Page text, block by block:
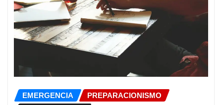
EMERGENCIA
PREPARACIONISMO